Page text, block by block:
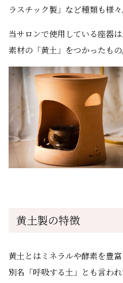
ラスチック製」など種類も様々
当サロンで使用している座器
素材の「黄土」をつかったもの
黄土製の特徴
黄土とはミネラルや酵素を豊富
別名「呼吸する土」とも言われ